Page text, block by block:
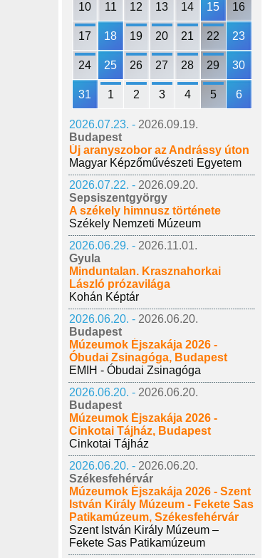
10 11 12 13 14 15 16
17 18 19 20 21 22 23
24 25 26 27 28 29 30
31 1 2 3 4 5 6
2026.07.23. - 2026.09.19.
Budapest
Új aranyszobor az Andrássy úton
Magyar Képzőművészeti Egyetem
2026.07.22. - 2026.09.20.
Sepsiszentgyörgy
A székely himnusz története
Székely Nemzeti Múzeum
2026.06.29. - 2026.11.01.
Gyula
Minduntalan. Krasznahorkai
László prózavilága
Kohán Képtár
2026.06.20. - 2026.06.20.
Budapest
Múzeumok Éjszakája 2026 -
Óbudai Zsinagóga, Budapest
EMIH - Óbudai Zsinagóga
2026.06.20. - 2026.06.20.
Budapest
Múzeumok Éjszakája 2026 -
Cinkotai Tájház, Budapest
Cinkotai Tájház
2026.06.20. - 2026.06.20.
Székesfehérvár
Múzeumok Éjszakája 2026 - Szent
István Király Múzeum - Fekete Sas
Patikamúzeum, Székesfehérvár
Szent István Király Múzeum –
Fekete Sas Patikamúzeum